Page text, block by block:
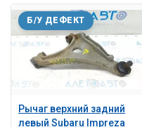
Рычаг верхний задний
левый Subaru Impreza
Б/У ДЕФЕКТ